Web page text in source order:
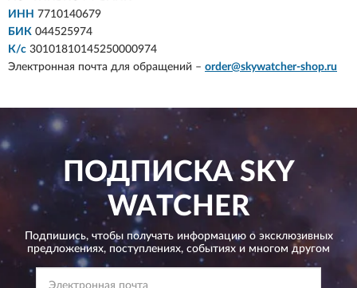
ИНН 7710140679
БИК 044525974
К/с 30101810145250000974
Электронная почта для обращений – order@skywatcher-shop.ru
ПОДПИСКАSKY
WATCHER
Подпишись, чтобы получать информацию о эксклюзивных
предложениях, поступлениях, событиях и многом другом